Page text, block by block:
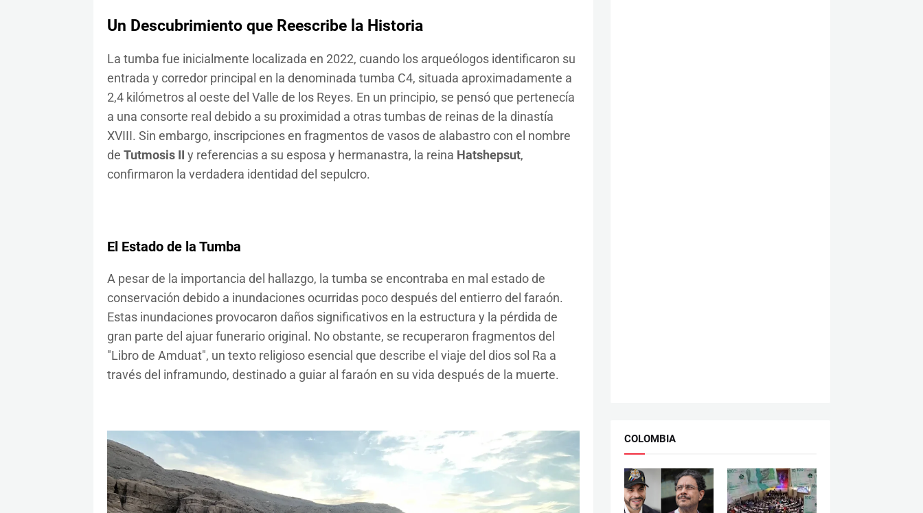
Un Descubrimiento que Reescribe la Historia
La tumba fue inicialmente localizada en 2022, cuando los arqueólogos identificaron su
entrada y corredor principal en la denominada tumba C4, situada aproximadamente a
2,4 kilómetros al oeste del Valle de los Reyes. En un principio, se pensó que pertenecía
a una consorte real debido a su proximidad a otras tumbas de reinas de la dinastía
XVIII. Sin embargo, inscripciones en fragmentos de vasos de alabastro con el nombre
de Tutmosis II y referencias a su esposa y hermanastra, la reina Hatshepsut,
confirmaron la verdadera identidad del sepulcro.
El Estado de la Tumba
A pesar de la importancia del hallazgo, la tumba se encontraba en mal estado de
conservación debido a inundaciones ocurridas poco después del entierro del faraón.
Estas inundaciones provocaron daños significativos en la estructura y la pérdida de
gran parte del ajuar funerario original. No obstante, se recuperaron fragmentos del
"Libro de Amduat", un texto religioso esencial que describe el viaje del dios sol Ra a
través del inframundo, destinado a guiar al faraón en su vida después de la muerte.
COLOMBIA